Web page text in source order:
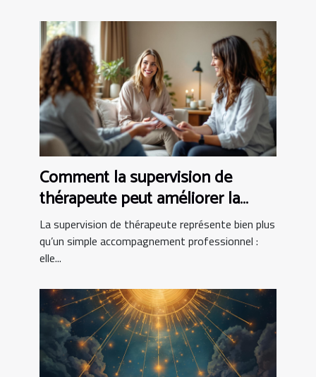
Comment la supervision de
thérapeute peut améliorer la
pratique clinique
La supervision de thérapeute représente bien plus
qu’un simple accompagnement professionnel :
elle...